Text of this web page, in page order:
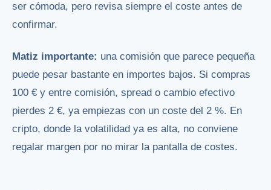
ser cómoda, pero revisa siempre el coste antes de
confirmar.
Matiz importante: una comisión que parece pequeña
puede pesar bastante en importes bajos. Si compras
100 € y entre comisión, spread o cambio efectivo
pierdes 2 €, ya empiezas con un coste del 2 %. En
cripto, donde la volatilidad ya es alta, no conviene
regalar margen por no mirar la pantalla de costes.